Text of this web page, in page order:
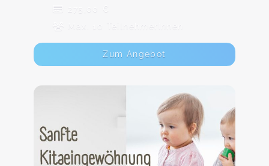
275,00 €
Max. 10 TeilnehmerInnen
Zum Angebot